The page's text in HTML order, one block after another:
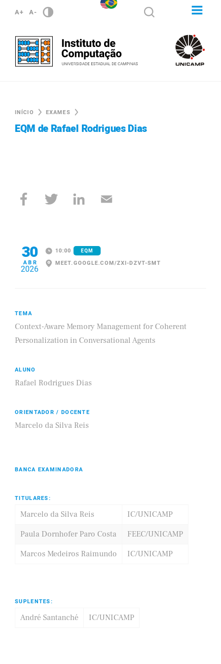
A+ A-
INÍCIO EXAMES
EQM de Rafael Rodrigues Dias
30
ABR
2026
10:00 EQM
MEET.GOOGLE.COM/ZXI-DZVT-SMT
TEMA
Context-Aware Memory Management for Coherent
Personalization in Conversational Agents
ALUNO
Rafael Rodrigues Dias
ORIENTADOR / DOCENTE
Marcelo da Silva Reis
BANCA EXAMINADORA
TITULARES:
Marcelo da Silva Reis
IC/UNICAMP
Paula Dornhofer Paro Costa
FEEC/UNICAMP
Marcos Medeiros Raimundo
IC/UNICAMP
SUPLENTES:
André Santanché IC/UNICAMP